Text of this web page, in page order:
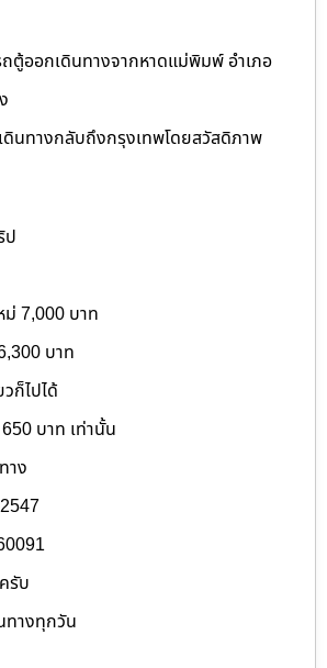
ถตู้ออกเดินทางจากหาดแม่พิมพ์ อำเภอ
ดินทางกลับถึงกรุงเทพโดยสวัสดิภาพ
ป
7,000 บาท
บาท
ก็ไปได้
บาท เท่านั้น
าง
รับ
ทางทุกวัน